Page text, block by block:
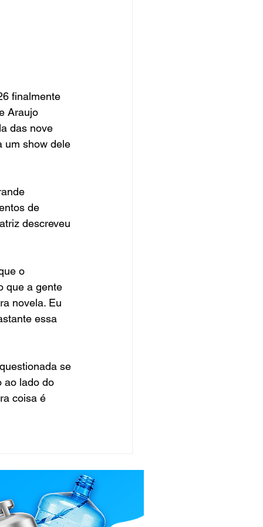
finalmente
Araujo
das nove
um show dele
de
descreveu
o
que a gente
novela. Eu
essa
se
ao lado do
coisa é